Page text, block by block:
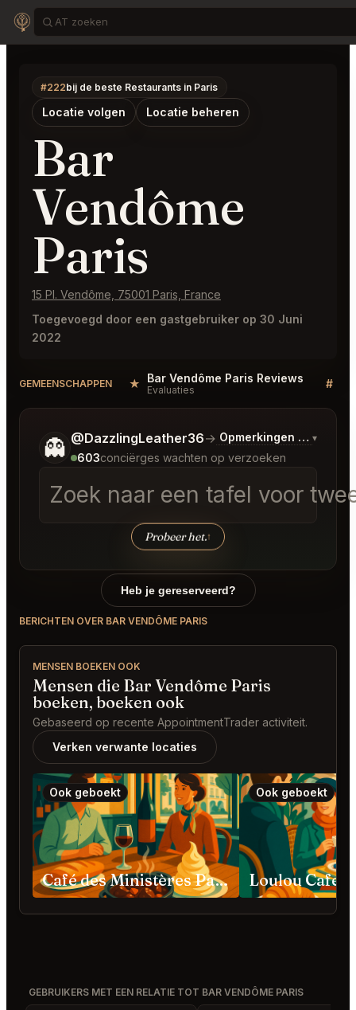
#222bij de beste Restaurants in Paris
Locatie volgen Locatie beheren
Bar
Vendôme
Paris
15 Pl. Vendôme, 75001 Paris, France
Toegevoegd door een gastgebruiker op 30 Juni
2022
GEMEENSCHAPPEN ★ Bar Vendôme Paris Reviews
Evaluaties #
👻 @DazzlingLeather36→ Opmerkingen over
▾
603conciërges wachten op verzoeken
Zoek naar een tafel voor
Probeer het.↑
Vertel me wat je wilt.
Heb je gereserveerd?
BERICHTEN OVER BAR VENDÔME PARIS
MENSEN BOEKEN OOK
Mensen die Bar Vendôme Paris
boeken, boeken ook
Gebaseerd op recente AppointmentTrader activiteit.
Verken verwante locaties
Ook geboekt
Café des Ministères Paris
Ook geboekt
GEBRUIKERS MET EEN RELATIE TOT BAR VENDÔME PARIS